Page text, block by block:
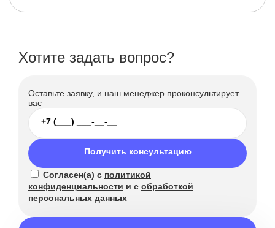
Хотите задать вопрос?
Оставьте заявку, и наш менеджер проконсультирует
вас
Получить консультацию
Согласен(а) с политикой
конфиденциальности и с обработкой
персональных данных